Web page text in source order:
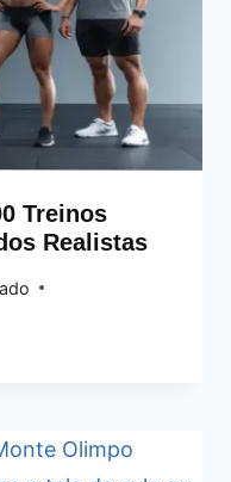
Treinos
Realistas